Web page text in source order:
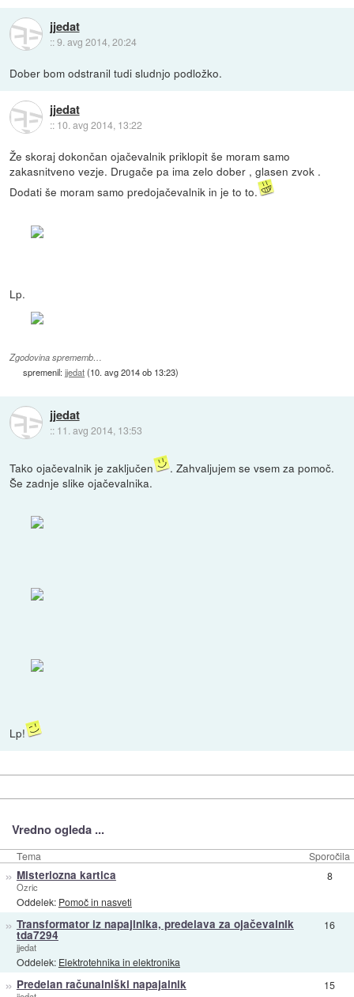
jjedat
::9. avg 2014, 20:24
Dober bom odstranil tudi sludnjo podložko.
jjedat
:: 10. avg 2014, 13:22
Že skoraj dokončan ojačevalnik priklopit še moram samo
zakasnitveno vezje. Drugače pa ima zelo dober , glasen zvok .
Dodati še moram samo predojačevalnik in je to to.
Lp.
Zgodovina sprememb…
spremenil:jjedat(10. avg 2014 ob 13:23)
jjedat
:: 11. avg 2014, 13:53
Tako ojačevalnik je zaključen
. Zahvaljujem se vsem za pomoč.
Še zadnje slike ojačevalnika.
Lp!
Vredno ogleda ...
Tema Sporočila
» Misteriozna kartica
Ozric
Oddelek: Pomoč in nasveti
8
» Transformator iz napajlnika, predelava za ojačevalnik
tda7294
jjedat
Oddelek: Elektrotehnika in elektronika
16
» Predelan računalniški napajalnik 15